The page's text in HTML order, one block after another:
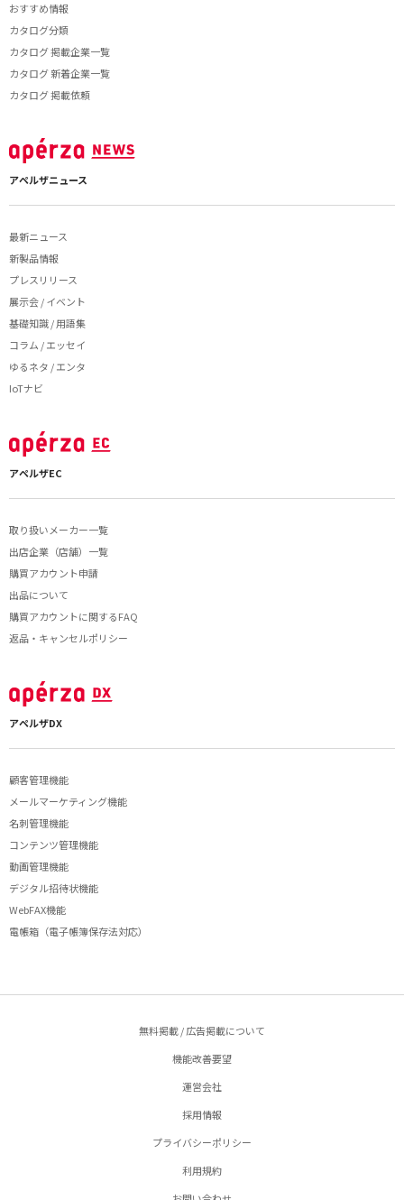
おすすめ情報
カタログ分類
カタログ 掲載企業一覧
カタログ 新着企業一覧
カタログ 掲載依頼
アペルザニュース
最新ニュース
新製品情報
プレスリリース
展示会 / イベント
基礎知識 / 用語集
コラム / エッセイ
ゆるネタ / エンタ
IoTナビ
アペルザEC
取り扱いメーカー一覧
出店企業（店舗）一覧
購買アカウント申請
出品について
購買アカウントに関するFAQ
返品・キャンセルポリシー
アペルザDX
顧客管理機能
メールマーケティング機能
名刺管理機能
コンテンツ管理機能
動画管理機能
デジタル招待状機能
WebFAX機能
電帳箱（電子帳簿保存法対応）
無料掲載 / 広告掲載について
機能改善要望
運営会社
採用情報
プライバシーポリシー
利用規約